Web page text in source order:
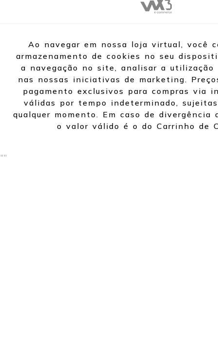
Ao navegar em nossa loja virtual, você
armazenamento de cookies no seu
a navegação no site, analisar a
nas nossas iniciativas de marketing.
pagamento exclusivos para compras via
válidas por tempo indeterminado,
qualquer momento. Em caso de divergência
o valor válido é o do Carrinho de
""